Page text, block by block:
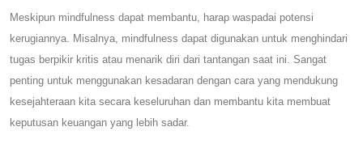
Meskipun mindfulness dapat membantu, harap waspadai potensi
kerugiannya. Misalnya, mindfulness dapat digunakan untuk menghindari
tugas berpikir kritis atau menarik diri dari tantangan saat ini. Sangat
penting untuk menggunakan kesadaran dengan cara yang mendukung
kesejahteraan kita secara keseluruhan dan membantu kita membuat
keputusan keuangan yang lebih sadar.